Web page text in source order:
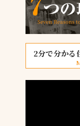
2分で分かる